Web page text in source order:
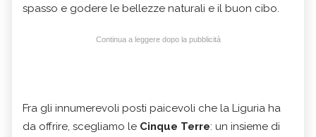
spasso e godere le bellezze naturali e il buon cibo.
Continua a leggere dopo la pubblicità
Fra gli innumerevoli posti paicevoli che la Liguria ha
da offrire, scegliamo le Cinque Terre: un insieme di